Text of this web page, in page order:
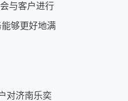
与客户进行
够更好地满
对济南乐奕